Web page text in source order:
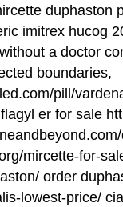
duphaston
imitrex hucog
a doctor
boundaries,
pill/
er for sale
mircette-for-
order
lowest-price/